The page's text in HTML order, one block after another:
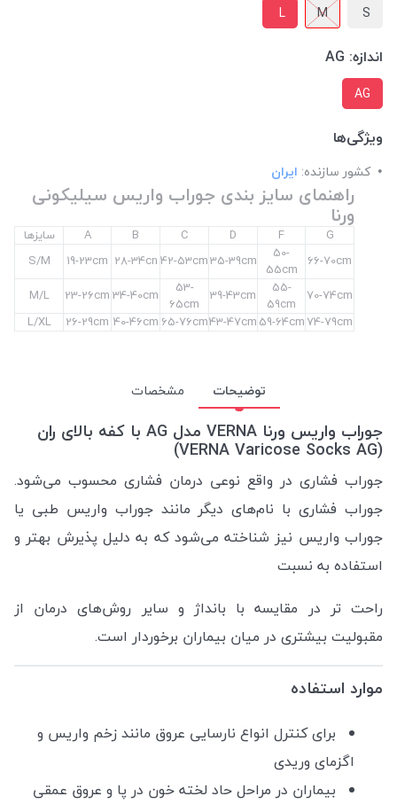
S
M
L
اندازه: AG
AG
ویژگی‌ها
کشور سازنده: ایران
راهنمای سایز بندی جوراب واریس سیلیکونی
ورنا
G
F
D
C
B
A
سایزها
66-70cm
50-
55cm
35-39cm
42-53cm
28-34cn
19-23cm
S/M
70-74cm
55-
59cm
39-43cm
53-
65cm
34-40cm
23-26cm
M/L
74-79cm
59-64cm
43-47cm
65-76cm
40-46cm
26-29cm
L/XL
توضیحات مشخصات
جوراب واریس ورنا VERNA مدل AG با کفه بالای ران
(VERNA Varicose Socks AG)
جوراب فشاری در واقع نوعی درمان فشاری محسوب می‌شود.
جوراب فشاری با نام‌های دیگر مانند جوراب واریس طبی یا
جوراب واریس نیز شناخته می‌شود که به دلیل پذیرش بهتر و
استفاده به نسبت
راحت تر در مقایسه با بانداژ و سایر روش‌های درمان از
مقبولیت بیشتری در میان بیماران برخوردار است.
موارد استفاده
برای کنترل انواع نارسایی عروق مانند زخم واریس و
اگزمای وریدی
بیماران در مراحل حاد لخته خون در پا و عروق عمقی